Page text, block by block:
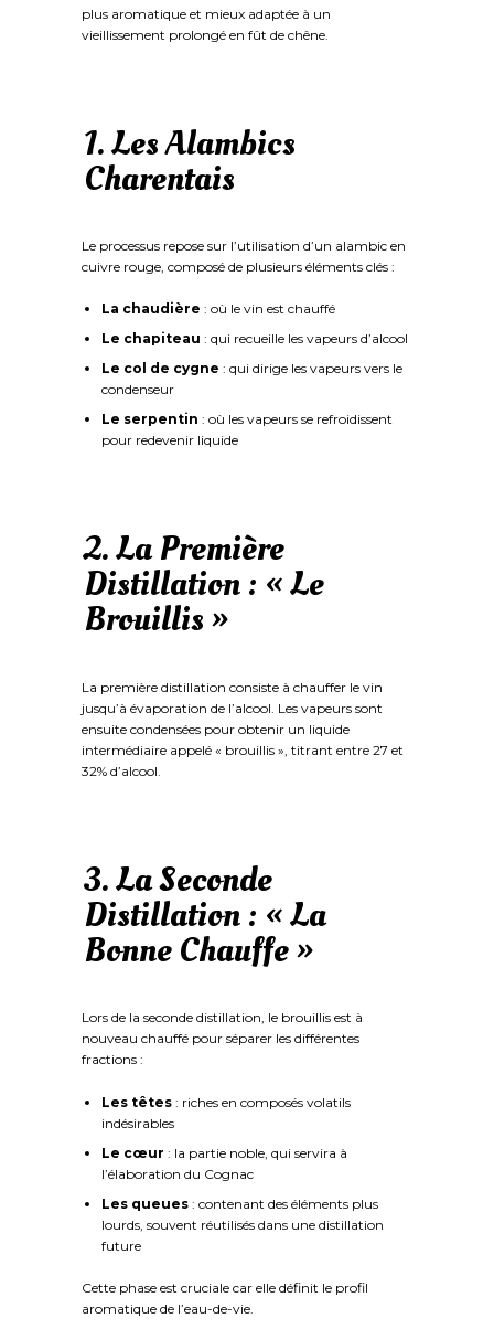
plus aromatique et mieux adaptée à un
vieillissement prolongé en fût de chêne.
1. Les Alambics
Charentais
Le processus repose sur l’utilisation d’un alambic en
cuivre rouge, composé de plusieurs éléments clés :
La chaudière : où le vin est chauffé
Le chapiteau : qui recueille les vapeurs d’alcool
Le col de cygne : qui dirige les vapeurs vers le
condenseur
Le serpentin : où les vapeurs se refroidissent
pour redevenir liquide
2. La Première
Distillation : « Le
Brouillis »
La première distillation consiste à chauffer le vin
jusqu’à évaporation de l’alcool. Les vapeurs sont
ensuite condensées pour obtenir un liquide
intermédiaire appelé « brouillis », titrant entre 27 et
32% d’alcool.
3. La Seconde
Distillation : « La
Bonne Chauffe »
Lors de la seconde distillation, le brouillis est à
nouveau chauffé pour séparer les différentes
fractions :
Les têtes : riches en composés volatils
indésirables
Le cœur : la partie noble, qui servira à
l’élaboration du Cognac
Les queues : contenant des éléments plus
lourds, souvent réutilisés dans une distillation
future
Cette phase est cruciale car elle définit le profil
aromatique de l’eau-de-vie.